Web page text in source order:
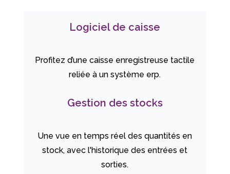
Logiciel de caisse
Profitez d’une caisse enregistreuse tactile
reliée à un système erp.
Gestion des stocks
Une vue en temps réel des quantités en
stock, avec l'historique des entrées et
sorties.